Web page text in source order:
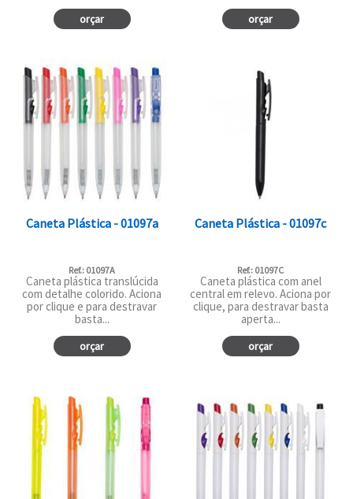
orçar orçar
Caneta Plástica - 01097a
Ref.: 01097A
Caneta plástica translúcida
com detalhe colorido. Aciona
por clique e para destravar
basta...
orçar
Caneta Plástica - 01097c
Ref.: 01097C
Caneta plástica com anel
central em relevo. Aciona por
clique, para destravar basta
aperta...
orçar